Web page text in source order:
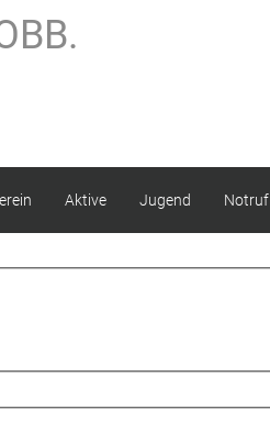
Aktive Jugend Notruf